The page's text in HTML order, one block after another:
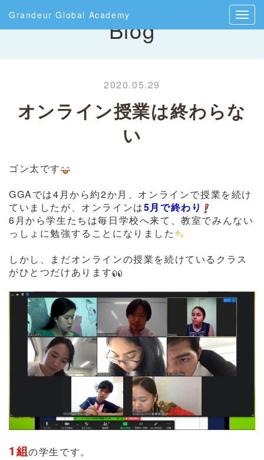
Grandeur Global AcademyBlog
2020.05.29
オンライン授業は終わらな
い
ゴン太です
GGAでは4月から約2か月、オンラインで授業を続け
ていましたが、オンラインは5月で終わり
6月から学生たちは毎日学校へ来て、教室でみんない
っしょに勉強することになりました
しかし、まだオンラインの授業を続けているクラス
がひとつだけあります
1組の学生です。